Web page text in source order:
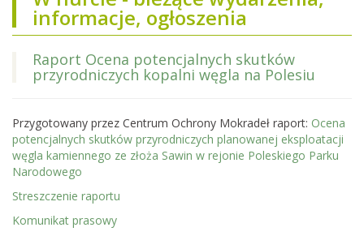
informacje, ogłoszenia
Raport Ocena potencjalnych skutków
przyrodniczych kopalni węgla na Polesiu
Przygotowany przez Centrum Ochrony Mokradeł raport: Ocena
potencjalnych skutków przyrodniczych planowanej eksploatacji
węgla kamiennego ze złoża Sawin w rejonie Poleskiego Parku
Narodowego
Streszczenie raportu
Komunikat prasowy